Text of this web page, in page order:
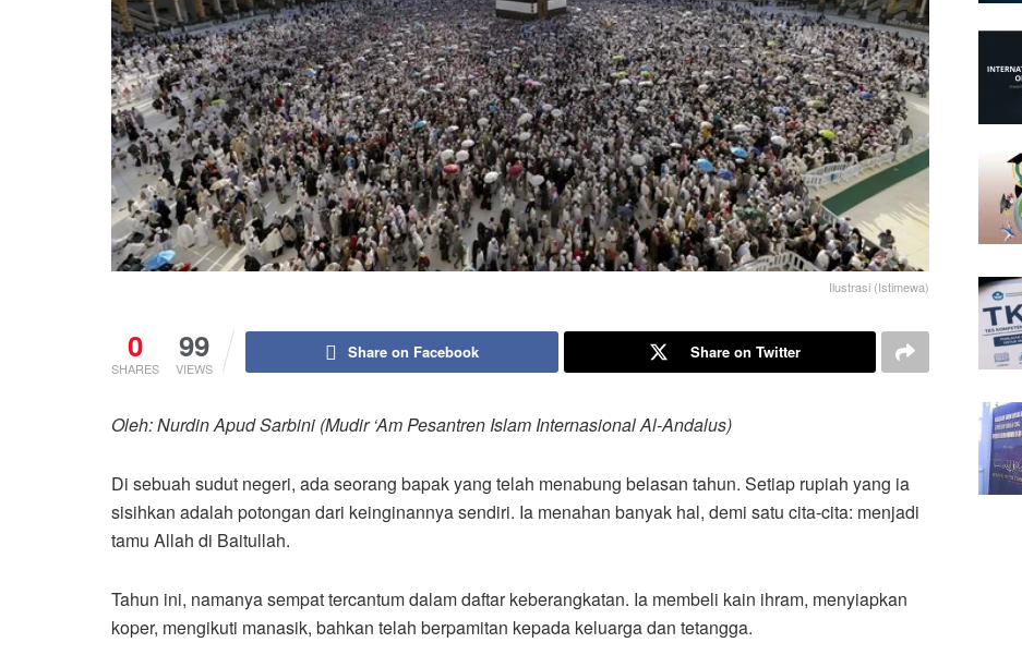
Ilustrasi (Istimewa)
0
SHARES
99
VIEWS
Share on Facebook Share on Twitter
Oleh: Nurdin Apud Sarbini (Mudir ‘Am Pesantren Islam Internasional Al-Andalus)
Di sebuah sudut negeri, ada seorang bapak yang telah menabung belasan tahun. Setiap rupiah yang ia
sisihkan adalah potongan dari keinginannya sendiri. Ia menahan banyak hal, demi satu cita-cita: menjadi
tamu Allah di Baitullah.
Tahun ini, namanya sempat tercantum dalam daftar keberangkatan. Ia membeli kain ihram, menyiapkan
koper, mengikuti manasik, bahkan telah berpamitan kepada keluarga dan tetangga.